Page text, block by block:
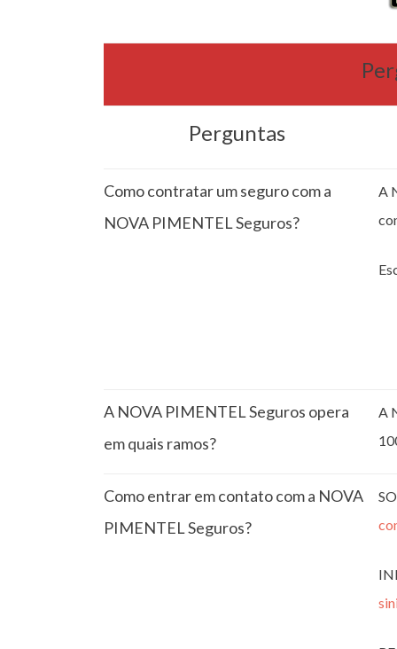
Perguntas
Como contratar um seguro com a
NOVA PIMENTEL Seguros?
A
A NOVA PIMENTEL Seguros opera
em quais ramos?
A
Como entrar em contato com a NOVA
PIMENTEL Seguros?